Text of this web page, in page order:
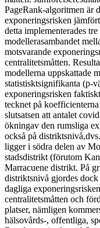
PageRank-algoritmen är
exponeringsrisken
detta implementerades
modellerasambandet
motsvarande
centralitetsmåtten.
modellerna uppskattade
statistisktsignifikanta (p-
exponeringsrisken
tecknet på
slutsatsen att antalet
ökningav den rumsliga
också på
ligger i södra delen av
stadsdistrikt (förutom
Marracuene distrikt. På
distriktsnivå gjordes
dagliga
centralitetsmåtten och
platser, nämligen
hälsovårds-, offentliga,